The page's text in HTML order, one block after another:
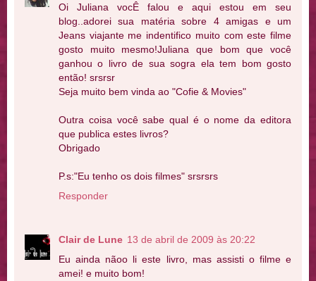
Oi Juliana vocÊ falou e aqui estou em seu
blog..adorei sua matéria sobre 4 amigas e um
Jeans viajante me indentifico muito com este filme
gosto muito mesmo!Juliana que bom que você
ganhou o livro de sua sogra ela tem bom gosto
então! srsrsr
Seja muito bem vinda ao "Cofie & Movies"
Outra coisa você sabe qual é o nome da editora
que publica estes livros?
Obrigado
P.s:"Eu tenho os dois filmes" srsrsrs
Responder
Clair de Lune 13 de abril de 2009 às 20:22
Eu ainda nãoo li este livro, mas assisti o filme e
amei! e muito bom!